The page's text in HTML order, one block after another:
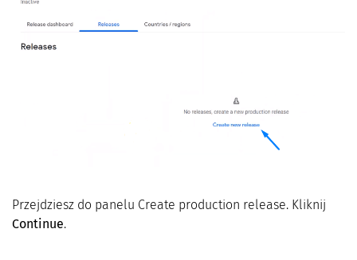
Przejdziesz do panelu Create production release. Kliknij
Continue.